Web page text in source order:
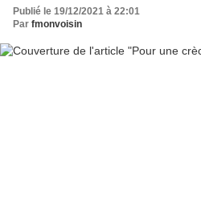
Publié le 19/12/2021 à 22:01
Par fmonvoisin